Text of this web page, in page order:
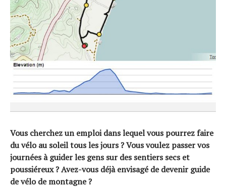
Vous cherchez un emploi dans lequel vous pourrez faire
du vélo au soleil tous les jours ? Vous voulez passer vos
journées à guider les gens sur des sentiers secs et
poussiéreux ? Avez-vous déjà envisagé de devenir guide
de vélo de montagne ?